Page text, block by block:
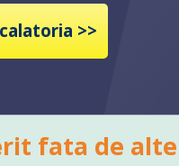
>>
fata de